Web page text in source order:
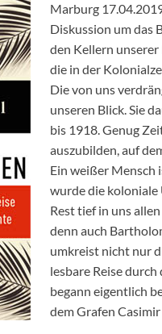
Marburg
Diskussion um das
den Kellern
die in der
Die von uns
unseren Blick. Sie
bis 1918. Genug
auszubilden, auf
Ein weißer Mensch
wurde die
Rest tief in uns
denn auch
umkreist nicht nur
lesbare Reise
begann eigentlich
dem Grafen